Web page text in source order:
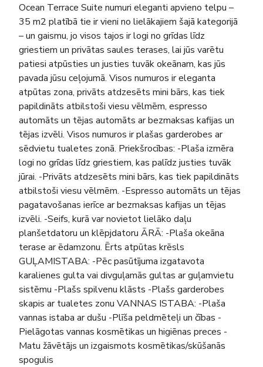
Ocean Terrace Suite numuri eleganti apvieno telpu –
35 m2 platībā tie ir vieni no lielākajiem šajā kategorijā
– un gaismu, jo visos tajos ir logi no grīdas līdz
griestiem un privātas saules terases, lai jūs varētu
patiesi atpūsties un justies tuvāk okeānam, kas jūs
pavada jūsu ceļojumā. Visos numuros ir eleganta
atpūtas zona, privāts atdzesēts mini bārs, kas tiek
papildināts atbilstoši viesu vēlmēm, espresso
automāts un tējas automāts ar bezmaksas kafijas un
tējas izvēli. Visos numuros ir plašas garderobes ar
sēdvietu tualetes zonā. Priekšrocības: -Plaša izmēra
logi no grīdas līdz griestiem, kas palīdz justies tuvāk
jūrai. -Privāts atdzesēts mini bārs, kas tiek papildināts
atbilstoši viesu vēlmēm. -Espresso automāts un tējas
pagatavošanas ierīce ar bezmaksas kafijas un tējas
izvēli. -Seifs, kurā var novietot lielāko daļu
planšetdatoru un klēpjdatoru ĀRĀ: -Plaša okeāna
terase ar ēdamzonu. Ērts atpūtas krēsls
GUĻAMISTABA: -Pēc pasūtījuma izgatavota
karalienes gulta vai divguļamās gultas ar guļamvietu
sistēmu -Plašs spilvenu klāsts -Plašs garderobes
skapis ar tualetes zonu VANNAS ISTABA: -Plaša
vannas istaba ar dušu -Plīša peldmēteļi un čības -
Pielāgotas vannas kosmētikas un higiēnas preces -
Matu žāvētājs un izgaismots kosmētikas/skūšanās
spogulis